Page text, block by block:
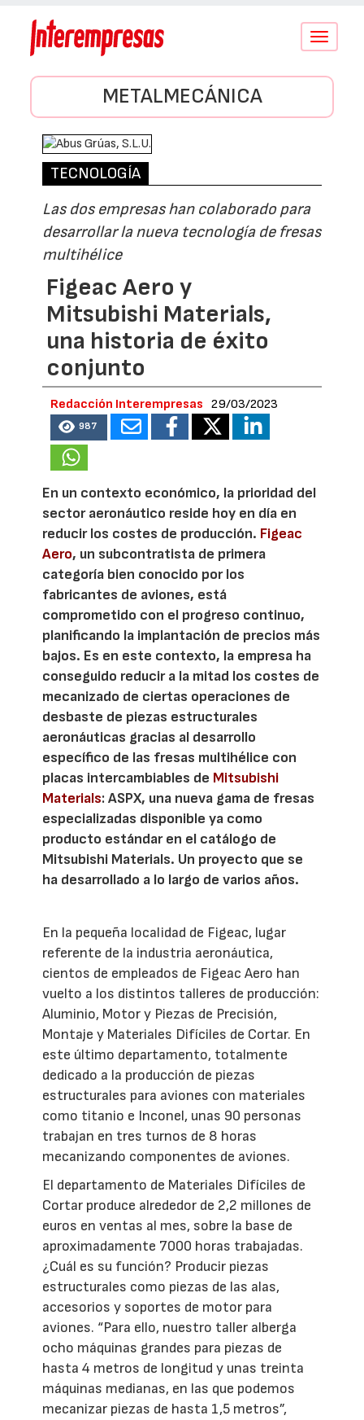
Conmutar
METALMECÁNICA
TECNOLOGÍA
Las dos empresas han colaborado para
desarrollar la nueva tecnología de fresas
multihélice
Figeac Aero y
Mitsubishi Materials,
una historia de éxito
conjunto
Redacción Interempresas 29/03/2023
987
En un contexto económico, la prioridad del
sector aeronáutico reside hoy en día en
reducir los costes de producción. Figeac
Aero, un subcontratista de primera
categoría bien conocido por los
fabricantes de aviones, está
comprometido con el progreso continuo,
planificando la implantación de precios más
bajos. Es en este contexto, la empresa ha
conseguido reducir a la mitad los costes de
mecanizado de ciertas operaciones de
desbaste de piezas estructurales
aeronáuticas gracias al desarrollo
específico de las fresas multihélice con
placas intercambiables de Mitsubishi
Materials: ASPX, una nueva gama de fresas
especializadas disponible ya como
producto estándar en el catálogo de
Mitsubishi Materials. Un proyecto que se
ha desarrollado a lo largo de varios años.
En la pequeña localidad de Figeac, lugar
referente de la industria aeronáutica,
cientos de empleados de Figeac Aero han
vuelto a los distintos talleres de producción:
Aluminio, Motor y Piezas de Precisión,
Montaje y Materiales Difíciles de Cortar. En
este último departamento, totalmente
dedicado a la producción de piezas
estructurales para aviones con materiales
como titanio e Inconel, unas 90 personas
trabajan en tres turnos de 8 horas
mecanizando componentes de aviones.
El departamento de Materiales Difíciles de
Cortar produce alrededor de 2,2 millones de
euros en ventas al mes, sobre la base de
aproximadamente 7000 horas trabajadas.
¿Cuál es su función? Producir piezas
estructurales como piezas de las alas,
accesorios y soportes de motor para
aviones. “Para ello, nuestro taller alberga
ocho máquinas grandes para piezas de
hasta 4 metros de longitud y unas treinta
máquinas medianas, en las que podemos
mecanizar piezas de hasta 1,5 metros”,